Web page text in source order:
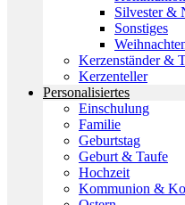
Silvester &
Sonstiges
Kerzenständer &
Kerzenteller
Personalisiertes
Einschulung
Familie
Geburtstag
Geburt & Taufe
Hochzeit
Kommunion &